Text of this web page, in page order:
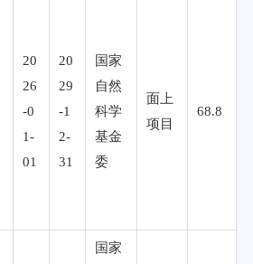
20
26
-0
1-
01
20
29
-1
2-
31
国家
自然
科学
基金
委
面上
项目
68.8
国家